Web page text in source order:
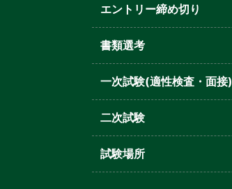
エントリー締め切り
書類選考
一次試験(適性検査・面接)
二次試験
試験場所